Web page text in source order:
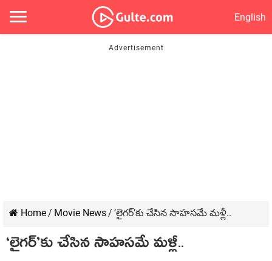
English
Home/ Movie News/ ‘లైగర్‌’కు చేసిన సాహసమే మళ్లీ..
‘లైగర్‌’కు చేసిన సాహసమే మళ్లీ..